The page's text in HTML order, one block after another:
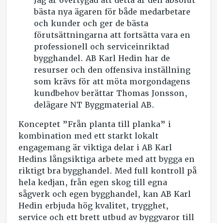
bästa nya ägaren för både medarbetare
och kunder och ger de bästa
förutsättningarna att fortsätta vara en
professionell och serviceinriktad
bygghandel. AB Karl Hedin har de
resurser och den offensiva inställning
som krävs för att möta morgondagens
kundbehov berättar Thomas Jonsson,
delägare NT Byggmaterial AB.
Konceptet ”Från planta till planka” i
kombination med ett starkt lokalt
engagemang är viktiga delar i AB Karl
Hedins långsiktiga arbete med att bygga en
riktigt bra bygghandel. Med full kontroll på
hela kedjan, från egen skog till egna
sågverk och egen bygghandel, kan AB Karl
Hedin erbjuda hög kvalitet, trygghet,
service och ett brett utbud av byggvaror till